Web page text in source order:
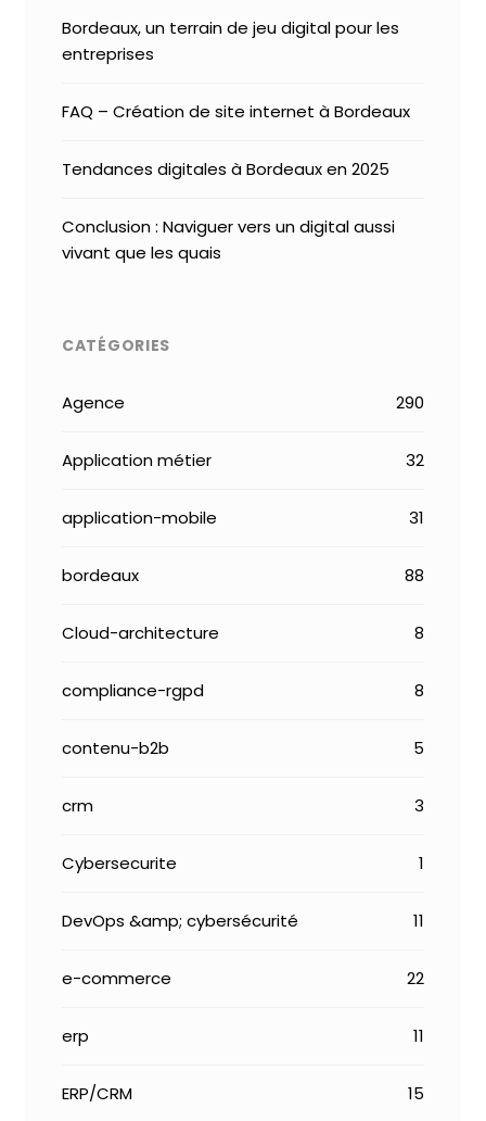
Bordeaux, un terrain de jeu digital pour les
entreprises
FAQ – Création de site internet à Bordeaux
Tendances digitales à Bordeaux en 2025
Conclusion : Naviguer vers un digital aussi
vivant que les quais
CATÉGORIES
Agence 290
Application métier 32
application-mobile 31
bordeaux 88
Cloud-architecture 8
compliance-rgpd 8
contenu-b2b 5
crm 3
Cybersecurite 1
DevOps &amp; cybersécurité 11
e-commerce 22
erp 11
ERP/CRM 15